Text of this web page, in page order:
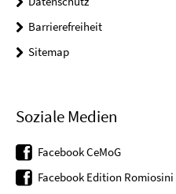
Barrierefreiheit
Sitemap
Soziale Medien
Facebook CeMoG
Facebook Edition Romiosini